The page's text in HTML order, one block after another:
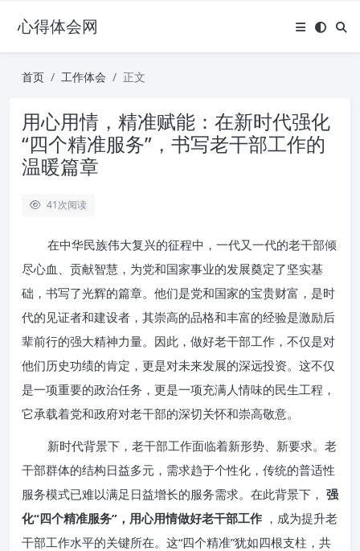
心得体会网
首页 工作体会 正文
用心用情，精准赋能：在新时代强化
“四个精准服务”，书写老干部工作的
温暖篇章
41次阅读
在中华民族伟大复兴的征程中，一代又一代的老干部倾
尽心血、贡献智慧，为党和国家事业的发展奠定了坚实基
础，书写了光辉的篇章。他们是党和国家的宝贵财富，是时
代的见证者和建设者，其崇高的品格和丰富的经验是激励后
辈前行的强大精神力量。因此，做好老干部工作，不仅是对
他们历史功绩的肯定，更是对未来发展的深远投资。这不仅
是一项重要的政治任务，更是一项充满人情味的民生工程，
它承载着党和政府对老干部的深切关怀和崇高敬意。
新时代背景下，老干部工作面临着新形势、新要求。老
干部群体的结构日益多元，需求趋于个性化，传统的普适性
服务模式已难以满足日益增长的服务需求。在此背景下， 强
化“四个精准服务”，用心用情做好老干部工作 ，成为提升老
干部工作水平的关键所在。这“四个精准”犹如四根支柱，共